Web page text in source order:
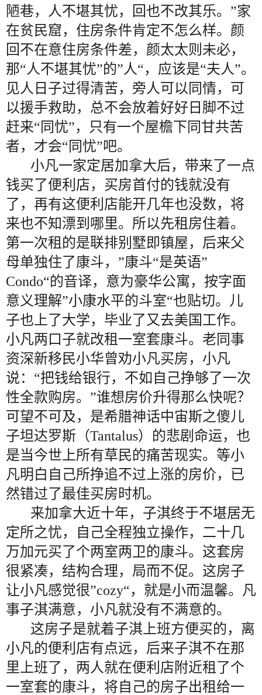
陋巷，人不堪其忧，回也不改其乐。”家
在贫民窟，住房条件肯定不怎么样。颜
回不在意住房条件差，颜太太则未必，
那“人不堪其忧”的”人“，应该是“夫人”。
见人日子过得清苦，旁人可以同情，可
以援手救助，总不会放着好好日脚不过
赶来“同忧”，只有一个屋檐下同甘共苦
者，才会“同忧”吧。
小凡一家定居加拿大后，带来了一点
钱买了便利店，买房首付的钱就没有
了，再有这便利店能开几年也没数，将
来也不知漂到哪里。所以先租房住着。
第一次租的是联排别墅即镇屋，后来父
母单独住了康斗，”康斗“是英语”
Condo“的音译，意为豪华公寓，按字面
意义理解”小康水平的斗室“也贴切。儿
子也上了大学，毕业了又去美国工作。
小凡两口子就改租一室套康斗。老同事
资深新移民小华曾劝小凡买房，小凡
说：“把钱给银行，不如自己挣够了一次
性全款购房。”谁想房价升得那么快呢？
可望不可及，是希腊神话中宙斯之傻儿
子坦达罗斯（Tantalus）的悲剧命运，也
是当今世上所有草民的痛苦现实。等小
凡明白自己所挣追不过上涨的房价，已
然错过了最佳买房时机。
来加拿大近十年，子淇终于不堪居无
定所之忧，自己全程独立操作，二十几
万加元买了个两室两卫的康斗。这套房
很紧凑，结构合理，局而不促。这房子
让小凡感觉很”cozy“，就是小而温馨。凡
事子淇满意，小凡就没有不满意的。
这房子是就着子淇上班方便买的，离
小凡的便利店有点远，后来子淇不在那
里上班了，两人就在便利店附近租了个
一室套的康斗，将自己的房子出租给一